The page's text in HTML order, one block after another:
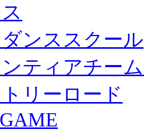
ンススクール
ティアチー
リーロード